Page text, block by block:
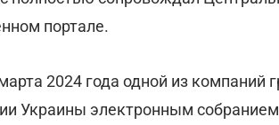
портале.
2024 года одной из компаний
Украины электронным